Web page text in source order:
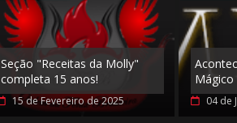
Seção "Receitas da Molly"
completa 15 anos!
15 de Fevereiro de 2025 04 de